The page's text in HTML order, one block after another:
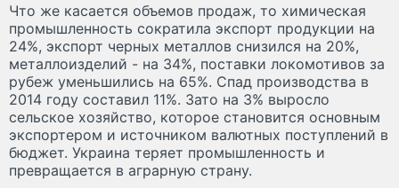
Что же касается объемов продаж, то химическая
промышленность сократила экспорт продукции на
24%, экспорт черных металлов снизился на 20%,
металлоизделий - на 34%, поставки локомотивов за
рубеж уменьшились на 65%. Спад производства в
2014 году составил 11%. Зато на 3% выросло
сельское хозяйство, которое становится основным
экспортером и источником валютных поступлений в
бюджет. Украина теряет промышленность и
превращается в аграрную страну.